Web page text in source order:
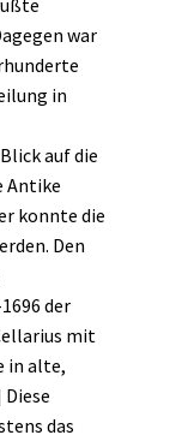
war
in
auf die
Antike
konnte die
Den
der
mit
in alte,
Diese
das